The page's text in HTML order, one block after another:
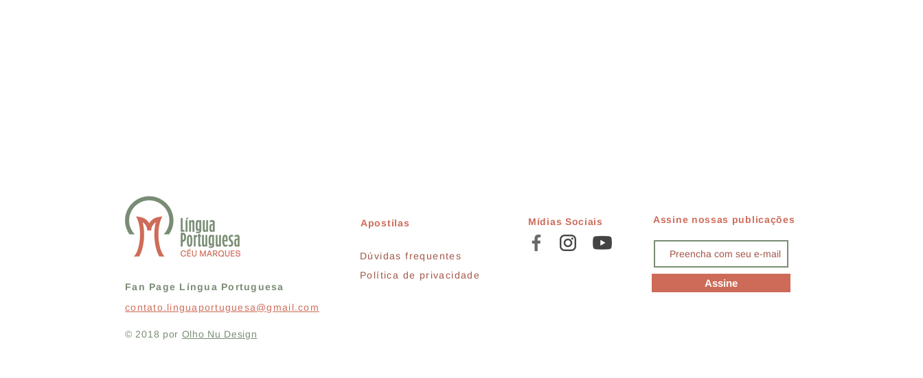
Fan Page Língua Portuguesa
contato.linguaportuguesa@gmail.com
Apostilas
Dúvidas frequentes
Política de privacidade
Mídias Sociais Assine nossas publicações
Assine
© 2018 por Olho Nu Design